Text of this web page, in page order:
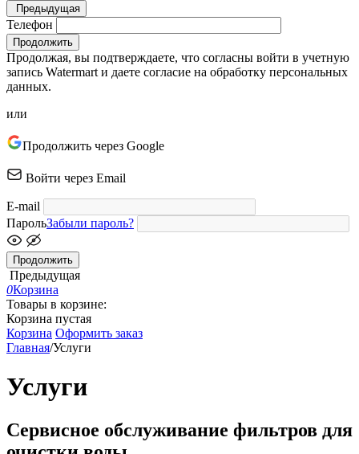
Предыдущая
Телефон
Продолжить
Продолжая, вы подтверждаете, что согласны войти в учетную
запись Watermart и даете согласие на обработку персональных
данных.
или
Продолжить через Google
Войти через Email
E-mail
ПарольЗабыли пароль?
Продолжить
Предыдущая
0Корзина
Товары в корзине:
Корзина пустая
Корзина Оформить заказ
Главная/Услуги
Услуги
Сервисное обслуживание фильтров для